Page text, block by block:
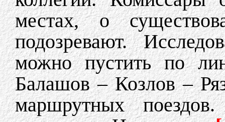
местах, о
подозревают.
можно пустить по
Балашов – Козлов –
маршрутных